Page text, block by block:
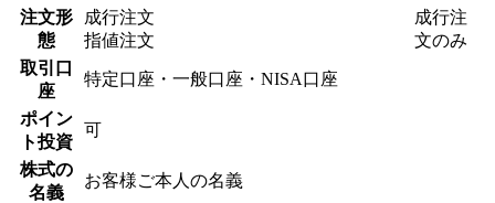
注文形
態
成行注文
指値注文
成行注
文のみ
取引口
座
特定口座・一般口座・NISA口座
ポイン
ト投資
可
株式の
名義
お客様ご本人の名義